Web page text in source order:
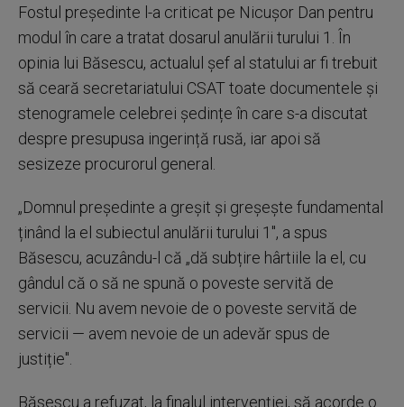
Fostul președinte l-a criticat pe Nicușor Dan pentru
modul în care a tratat dosarul anulării turului 1. În
opinia lui Băsescu, actualul șef al statului ar fi trebuit
să ceară secretariatului CSAT toate documentele și
stenogramele celebrei ședințe în care s-a discutat
despre presupusa ingerință rusă, iar apoi să
sesizeze procurorul general.
„Domnul președinte a greșit și greșește fundamental
ținând la el subiectul anulării turului 1", a spus
Băsescu, acuzându-l că „dă subțire hârtiile la el, cu
gândul că o să ne spună o poveste servită de
servicii. Nu avem nevoie de o poveste servită de
servicii — avem nevoie de un adevăr spus de
justiție".
Băsescu a refuzat, la finalul intervenției, să acorde o